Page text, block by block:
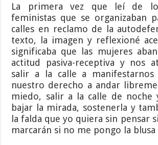
La primera vez que leí de
feministas que se organizaban
calles en reclamo de la
texto, la imagen y reflexioné
significaba que las mujeres
actitud pasiva-receptiva y nos
salir a la calle a
nuestro derecho a andar
miedo, salir a la calle de noche
bajar la mirada, sostenerla y
la falda que yo quiera sin pensar
marcarán si no me pongo la